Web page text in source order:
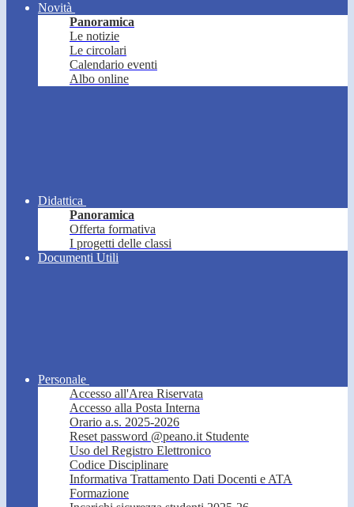
Novità
Panoramica
Le notizie
Le circolari
Calendario eventi
Albo online
Didattica
Panoramica
Offerta formativa
I progetti delle classi
Documenti Utili
Personale
Accesso all'Area Riservata
Accesso alla Posta Interna
Orario a.s. 2025-2026
Reset password @peano.it Studente
Uso del Registro Elettronico
Codice Disciplinare
Informativa Trattamento Dati Docenti e ATA
Formazione